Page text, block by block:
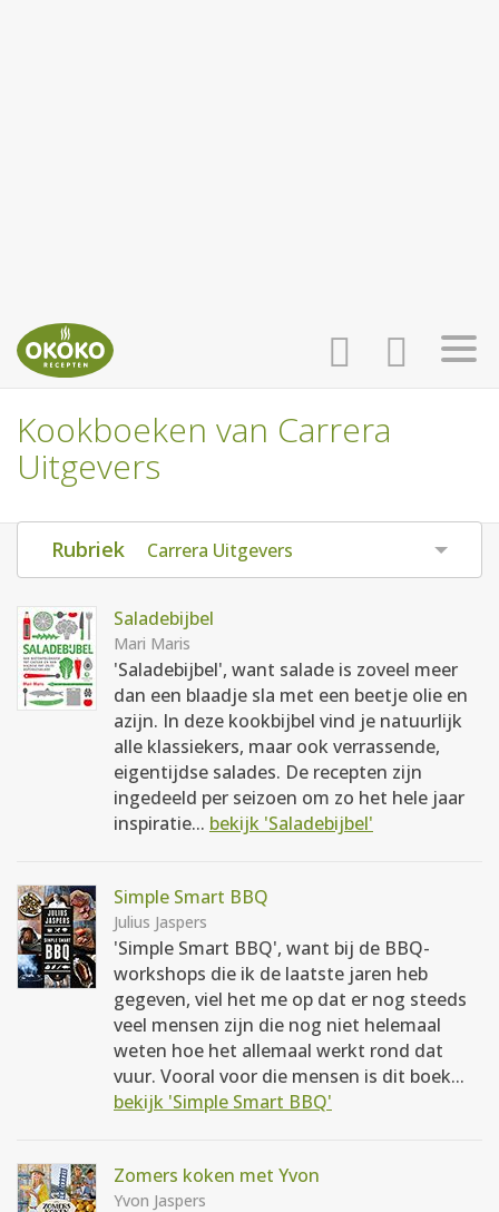
INLOGGEN
AANMELDEN
HOME
RECEPTEN
WEEKMENU'S
KOOKBOEKEN
Kookboeken van Carrera
Uitgevers
Rubriek Carrera Uitgevers
Saladebijbel
Mari Maris
'Saladebijbel', want salade is zoveel meer
dan een blaadje sla met een beetje olie en
azijn. In deze kookbijbel vind je natuurlijk
alle klassiekers, maar ook verrassende,
eigentijdse salades. De recepten zijn
ingedeeld per seizoen om zo het hele jaar
inspiratie... bekijk 'Saladebijbel'
Simple Smart BBQ
Julius Jaspers
'Simple Smart BBQ', want bij de BBQ-
workshops die ik de laatste jaren heb
gegeven, viel het me op dat er nog steeds
veel mensen zijn die nog niet helemaal
weten hoe het allemaal werkt rond dat
vuur. Vooral voor die mensen is dit boek...
bekijk 'Simple Smart BBQ'
Zomers koken met Yvon
Yvon Jaspers